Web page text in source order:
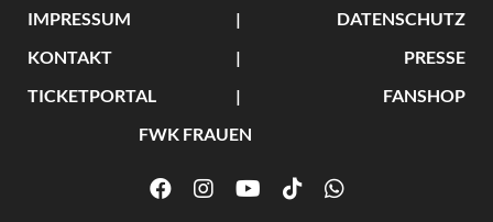
IMPRESSUM
DATENSCHUTZ
KONTAKT
PRESSE
TICKETPORTAL
FANSHOP
FWK FRAUEN